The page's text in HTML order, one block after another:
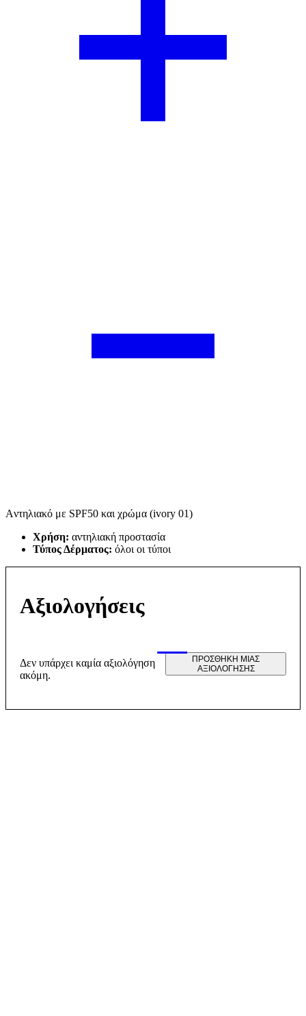
Aντηλιακό με SPF50 και χρώμα (ivory 01)
Χρήση: αντηλιακή προστασία
Τύπος Δέρματος: όλοι οι τύποι
Αξιολογήσεις
Δεν υπάρχει καμία αξιολόγηση
ακόμη.
ΠΡΟΣΘΉΚΗ ΜΊΑΣ
ΑΞΙΟΛΌΓΗΣΗΣ